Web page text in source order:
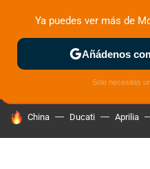
ZONA DE PRUEBAS
HOY SE HABLA DE
China Ducati Aprilia
Ya puedes ver más de
Añádenos
Solo necesitas